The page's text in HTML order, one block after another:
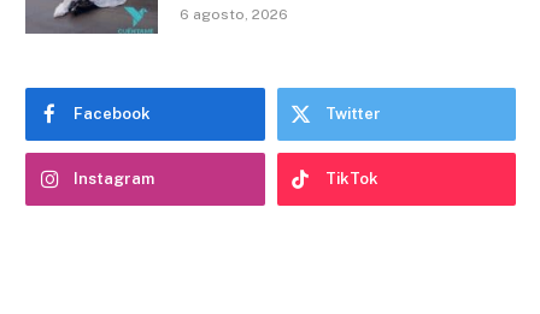
6 agosto, 2026
Facebook Twitter
Instagram TikTok